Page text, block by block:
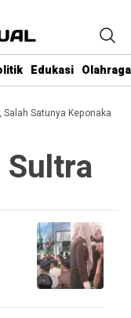
Edukasi Olahraga
Satunya Keponakan